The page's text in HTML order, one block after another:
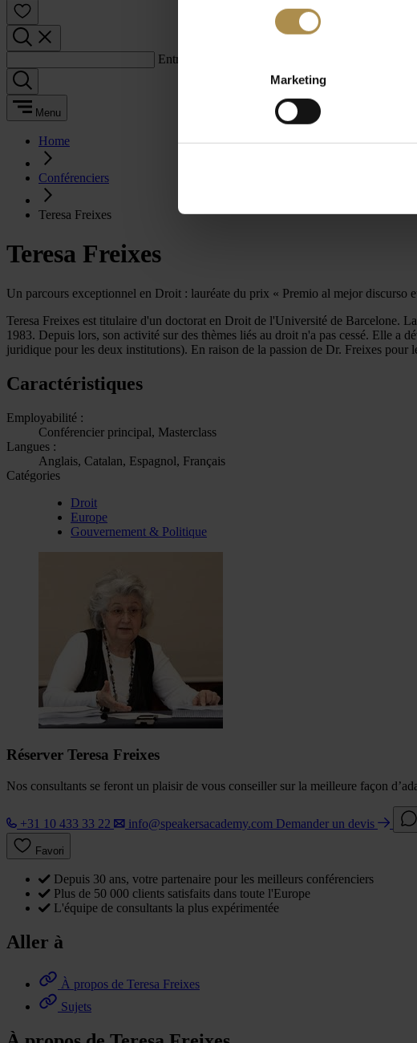
Marketing
Entrez un terme de recherche :
Menu
Home
Conférenciers
Teresa Freixes
Teresa Freixes
Un parcours exceptionnel en Droit : lauréate du prix « Premio al mejor
Teresa Freixes est titulaire d'un doctorat en Droit de l'Université de Barcelone.
1983. Depuis lors, son activité sur des thèmes liés au droit n'a pas cessé. Elle
juridique pour les deux institutions). En raison de la passion de Dr. Freixes pour
Caractéristiques
Employabilité :
Conférencier principal, Masterclass
Langues :
Anglais, Catalan, Espagnol, Français
Catégories
Droit
Europe
Gouvernement & Politique
Réserver Teresa Freixes
Nos consultants se feront un plaisir de vous conseiller sur la meilleure façon
+31 10 433 33 22 info@speakersacademy.com Demander un devis
Favori
Depuis 30 ans, votre partenaire pour les meilleurs conférenciers
Plus de 50 000 clients satisfaits dans toute l'Europe
L'équipe de consultants la plus expérimentée
Aller à
À propos de Teresa Freixes
Sujets